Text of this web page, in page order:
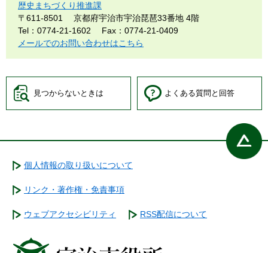
歴史まちづくり推進課
〒611-8501
京都府宇治市宇治琵琶33番地 4階
Tel：0774-21-1602
Fax：0774-21-0409
メールでのお問い合わせはこちら
見つからないときは よくある質問と回答
個人情報の取り扱いについて
リンク・著作権・免責事項
ウェブアクセシビリティ RSS配信について